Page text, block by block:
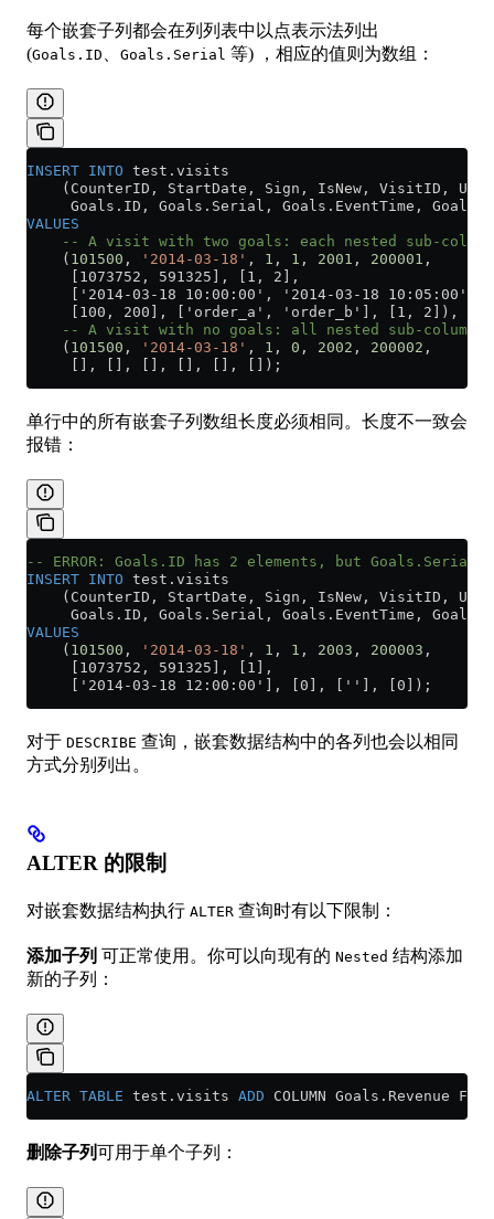
每个嵌套子列都会在列列表中以点表示法列出
(Goals.ID Goals.Serial 等) ，相应的值则为数组：
INSERT INTO test . visits
(CounterID, StartDate, Sign, IsNew, VisitID,
     Goals
. ID , Goals . Serial , Goals . EventTime , Goals
VALUES
-- A visit with two goals: each nested sub-
    (
101500 , '2014-03-18' , 1 , 1 , 2001 , 200001 ,
     [1073752, 591325], [1, 2],
     ['2014-03-18 10:00:00', '2014-03-18 10:05:00'],
     [100, 200], ['order_a', 'order_b'], [1, 2]),
-- A visit with no goals: all nested sub-columns
    (
101500 , '2014-03-18' , 1 , 0 , 2002 , 200002 ,
     [], [], [], [], [], []);
单行中的所有嵌套子列数组长度必须相同。长度不一致会
报错：
-- ERROR: Goals.ID has 2 elements, but Goals.Serial
INSERT INTO test . visits
(CounterID, StartDate, Sign, IsNew, VisitID,
     Goals
. ID , Goals . Serial , Goals . EventTime , Goals
VALUES
    (
101500 , '2014-03-18' , 1 , 1 , 2003 , 200003 ,
     [1073752, 591325], [1],
     ['2014-03-18 12:00:00'], [0], [''], [0]);
对于 DESCRIBE 查询，嵌套数据结构中的各列也会以相同
方式分别列出。
ALTER 的限制
对嵌套数据结构执行 ALTER 查询时有以下限制：
添加子列 可正常使用。你可以向现有的 Nested 结构添加
新的子列：
ALTER TABLE test . visits ADD COLUMN Goals . Revenue
删除子列可用于单个子列：